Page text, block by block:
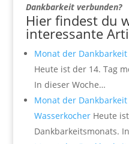
Dankbarkeit verbunden?
Hier findest du
interessante
Monat der Dankbarkeit
Heute ist der 14. Tag
In dieser Woche…
Monat der
WasserkocherHeute
Dankbarkeitsmonats.